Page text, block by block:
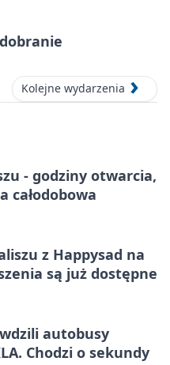
Kolejne wydarzenia
- godziny otwarcia,
całodobowa
z Happysad na
są już dostępne
autobusy
Chodzi o sekundy